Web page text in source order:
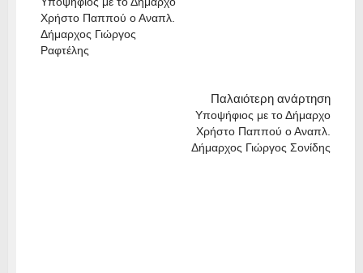
Χρήστο Παππού ο Αναπλ.
Δήμαρχος Γιώργος
Ραφτέλης
Παλαιότερη ανάρτηση
Υποψήφιος με το Δήμαρχο
Χρήστο Παππού ο Αναπλ.
Δήμαρχος Γιώργος Σονίδης